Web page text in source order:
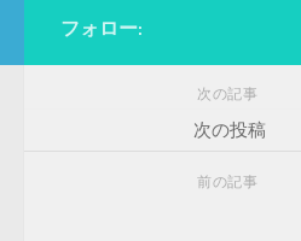
フォロー:
次の記事
次の投稿
前の記事